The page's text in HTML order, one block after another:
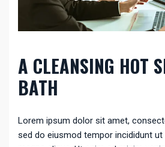
A CLEANSING HOT
BATH
Lorem ipsum dolor sit amet,
sed do eiusmod tempor incididunt